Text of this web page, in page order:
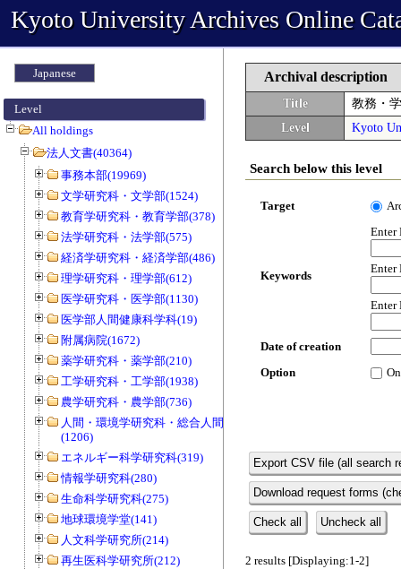
Kyoto University Archives Online
Japanese
Level
All holdings
法人文書(40364)
事務本部(19969)
文学研究科・文学部(1524)
教育学研究科・教育学部(378)
法学研究科・法学部(575)
経済学研究科・経済学部(486)
理学研究科・理学部(612)
医学研究科・医学部(1130)
医学部人間健康科学科(19)
附属病院(1672)
薬学研究科・薬学部(210)
工学研究科・工学部(1938)
農学研究科・農学部(736)
人間・環境学研究科・総合人間学部
(1206)
エネルギー科学研究科(319)
情報学研究科(280)
生命科学研究科(275)
地球環境学堂(141)
人文科学研究所(214)
再生医科学研究所(212)
Archival description
Title
教務・
Level
Kyoto
Search below this level
Target
Keywords
Enter
Enter
Enter
Date of creation
Option
Export CSV file (all search
Download request forms
Check all Uncheck all
2 results [Displaying:1-2]